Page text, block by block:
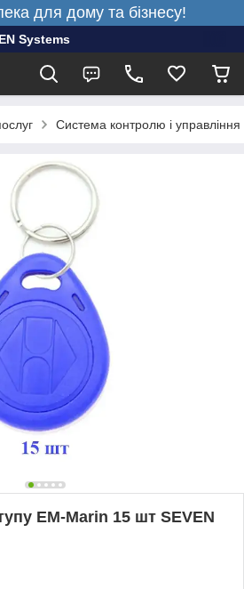
для дому та бізнесу!
Systems
Система контролю і
EM-Marin 15 шт SEVEN